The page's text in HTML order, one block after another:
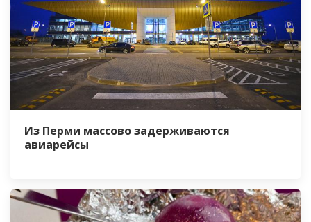
Из Перми массово задерживаются
авиарейсы